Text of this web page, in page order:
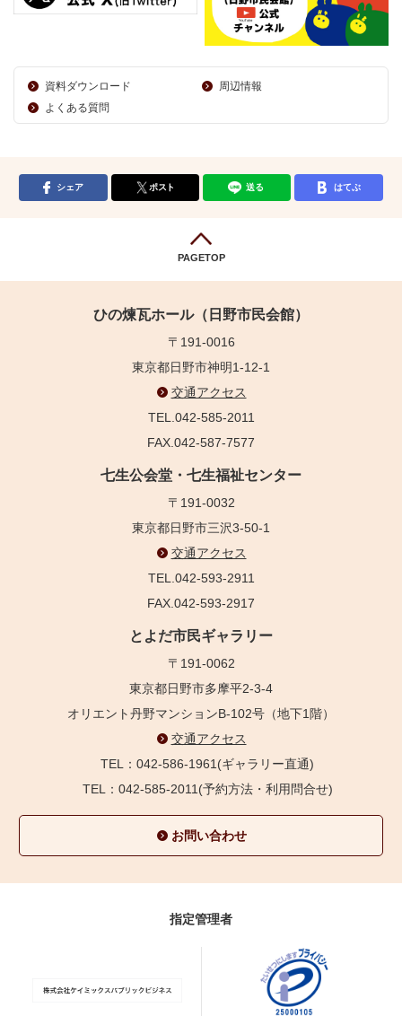
資料ダウンロード
周辺情報
よくある質問
シェア ポスト 送る はてぶ
PAGETOP
ひの煉瓦ホール（日野市民会館）
〒191-0016
東京都日野市神明1-12-1
交通アクセス
TEL.042-585-2011
FAX.042-587-7577
七生公会堂・七生福祉センター
〒191-0032
東京都日野市三沢3-50-1
交通アクセス
TEL.042-593-2911
FAX.042-593-2917
とよだ市民ギャラリー
〒191-0062
東京都日野市多摩平2-3-4
オリエント丹野マンションB-102号（地下1階）
交通アクセス
TEL：042-586-1961(ギャラリー直通)
TEL：042-585-2011(予約方法・利用問合せ)
お問い合わせ
指定管理者